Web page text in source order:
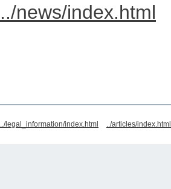
../news/index.html
../legal_information/index.html ../articles/index.html